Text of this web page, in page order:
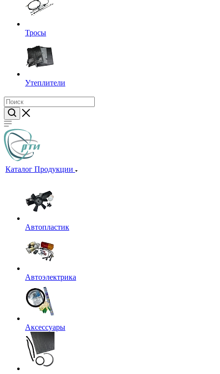
Тросы
Утеплители
Каталог Продукции
Автопластик
Автоэлектрика
Аксессуары